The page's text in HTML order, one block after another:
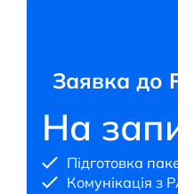
Заявка до
На
Підготовка
Комунікація з